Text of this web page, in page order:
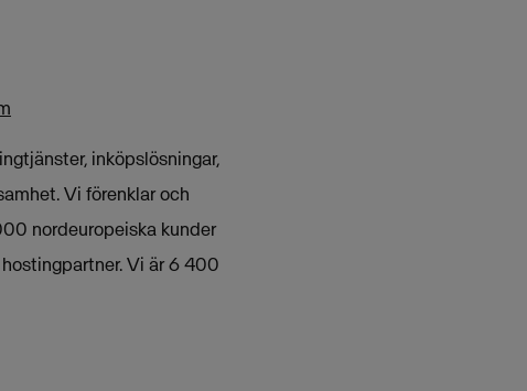
inköpslösningar,
Vi förenklar och
nordeuropeiska kunder
Vi är 6 400